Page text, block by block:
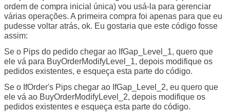
ordem de compra inicial única) vou usá-la para gerenciar
várias operações. A primeira compra foi apenas para que eu
pudesse voltar atrás, ok. Eu gostaria que este código fosse
assim:
Se o Pips do pedido chegar ao IfGap_Level_1, quero que
ele vá para BuyOrderModifyLevel_1, depois modifique os
pedidos existentes, e esqueça esta parte do código.
Se o IfOrder's Pips chegar ao IfGap_Level_2, eu quero que
ele vá ao BuyOrderModifyLevel_2, depois modifique os
pedidos existentes e esqueça esta parte do código.